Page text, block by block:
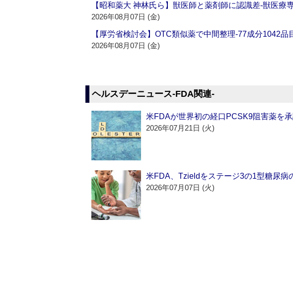
【昭和薬大 神林氏ら】獣医師と薬剤師に認識差‐獣医療
2026年08月07日 (金)
【厚労省検討会】OTC類似薬で中間整理‐77成分1042品
2026年08月07日 (金)
ヘルスデーニュース‐FDA関連‐
米FDAが世界初の経口PCSK9阻害薬を
2026年07月21日 (火)
米FDA、Tzieldをステージ3の1型糖尿病
2026年07月07日 (火)